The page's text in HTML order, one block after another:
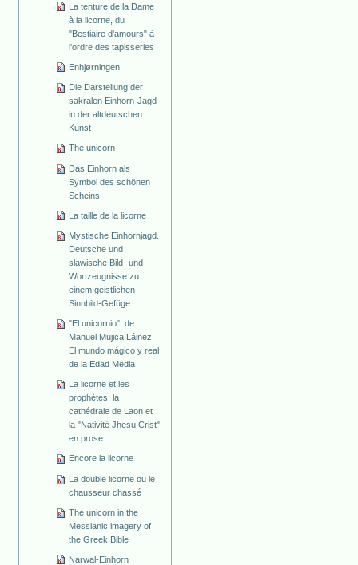
La tenture de la Dame
à la licorne, du
"Bestiaire d'amours" à
l'ordre des tapisseries
Enhjørningen
Die Darstellung der
sakralen Einhorn-Jagd
in der altdeutschen
Kunst
The unicorn
Das Einhorn als
Symbol des schönen
Scheins
La taille de la licorne
Mystische Einhornjagd.
Deutsche und
slawische Bild- und
Wortzeugnisse zu
einem geistlichen
Sinnbild-Gefüge
"El unicornio", de
Manuel Mujica Láinez:
El mundo mágico y real
de la Edad Media
La licorne et les
prophètes: la
cathédrale de Laon et
la "Nativité Jhesu Crist"
en prose
Encore la licorne
La double licorne ou le
chausseur chassé
The unicorn in the
Messianic imagery of
the Greek Bible
Narwal-Einhorn